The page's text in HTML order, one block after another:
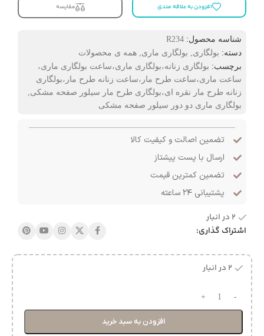
افزودن به علاقه مندی مقایسه
شناسه محصول: R234
دسته: بولگاری بولگاری ماری همه ی محصولات
برچسب: بولگاری زنانه،بولگاری ماری،ساعت بولگاری ماری،
ساعت ماری،ساعت طرح مار،ساعت زنانه طرح مار،بولگاری
زنانه طرح مار نقره ای،بولگاری طرح مار سیلور صفحه مشکی
بولگاری ماری دو دور سیلور صفحه مشکی
تضمین اصالت و کیفیت کالا
ارسال با پست پیشتاز
تضمین کمترین قیمت
پشتیبانی ۲۴ ساعته
2 در انبار
اشتراک گذاری:
2 در انبار
افزودن به سبد خرید